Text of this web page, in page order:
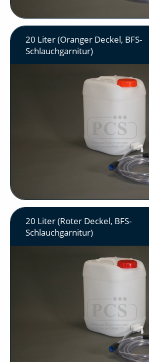
20 Liter (Oranger Deckel, BFS-
Schlauchgarnitur)
20 Liter (Roter Deckel, BFS-
Schlauchgarnitur)